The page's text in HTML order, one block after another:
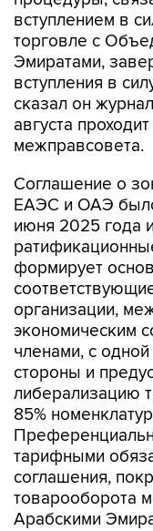
вступлением в
торговле с
Эмиратами,
вступления в
сказал он
августа
межправсовета.
Соглашение о
ЕАЭС и ОАЭ
июня 2025 года
формирует
организации,
экономическим
членами, с
стороны и
либерализацию
85%
тарифными
соглашения,
товарооборота
Арабскими